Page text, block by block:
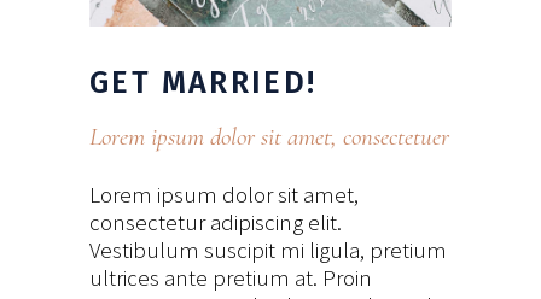
GET MARRIED!
Lorem ipsum dolor sit amet, consectetuer
Lorem ipsum dolor sit amet,
consectetur adipiscing elit.
Vestibulum suscipit mi ligula, pretium
ultrices ante pretium at. Proin